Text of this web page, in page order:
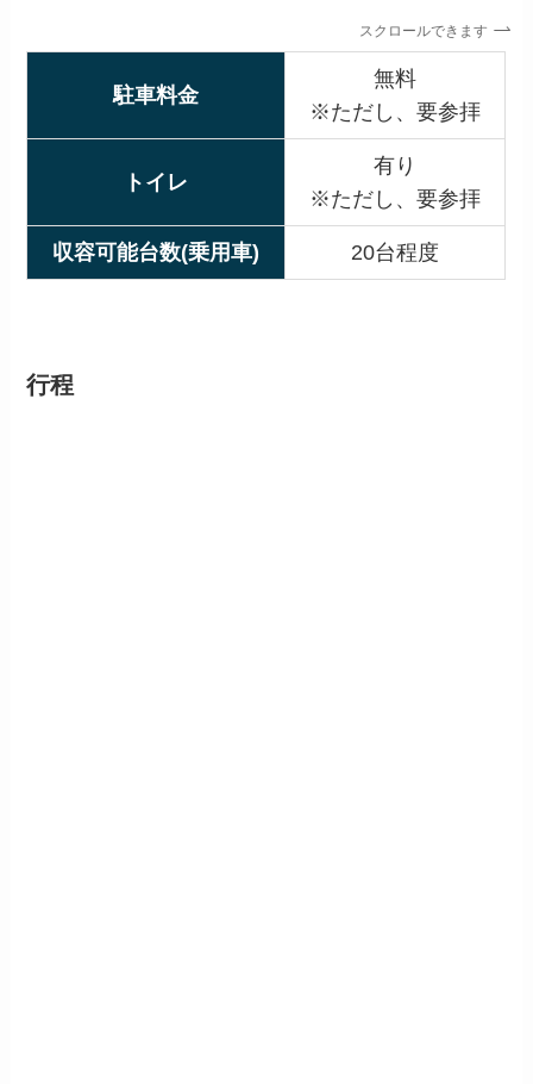
スクロールできます
駐車料金
無料
※ただし、要参拝
トイレ
有り
※ただし、要参拝
収容可能台数(乗用車) 20台程度
行程